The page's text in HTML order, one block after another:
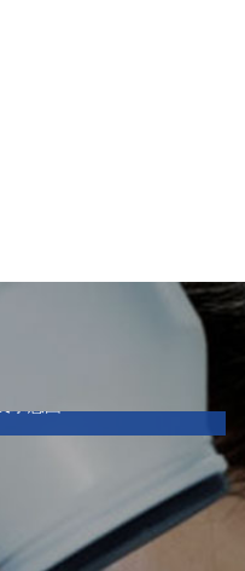
意圖